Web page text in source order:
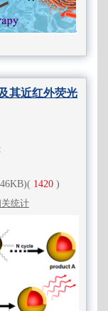
其近红外荧光
( 1420 )
统计